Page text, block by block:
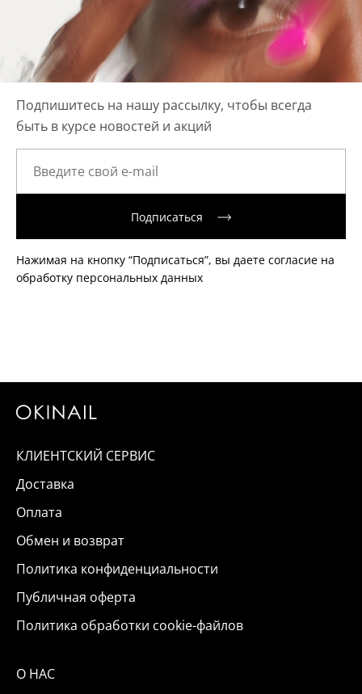
Подпишитесь на нашу рассылку, чтобы всегда
быть в курсе новостей и акций
Подписаться
Нажимая на кнопку “Подписаться”, вы даете согласие на
обработку персональных данных
КЛИЕНТСКИЙ СЕРВИС
Доставка
Оплата
Обмен и возврат
Политика конфиденциальности
Публичная оферта
Политика обработки cookie-файлов
О НАС